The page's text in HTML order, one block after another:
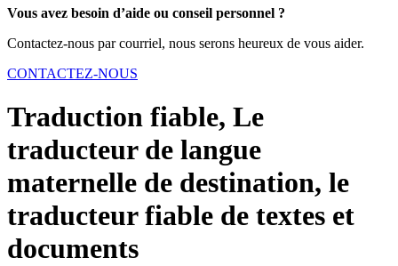
Vous avez besoin d’aide ou conseil personnel ?
Contactez-nous par courriel, nous serons heureux de vous aider.
CONTACTEZ-NOUS
Traduction fiable, Le
traducteur de langue
maternelle de destination, le
traducteur fiable de textes et
documents